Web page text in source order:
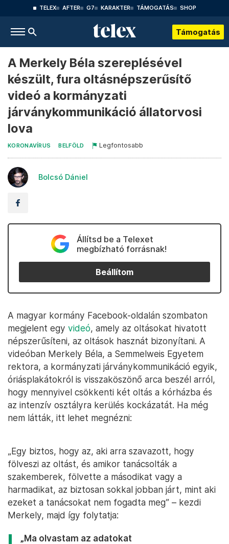
TELEX AFTER G7 KARAKTER TÁMOGATÁS SHOP
Támogatás
A Merkely Béla szereplésével
készült, fura oltásnépszerűsítő
videó a kormányzati
járványkommunikáció állatorvosi
lova
KORONAVÍRUS BELFÖLD Legfontosabb
Bolcsó Dániel
Állítsd be a Telexet
megbízható forrásnak!
Beállítom
A magyar kormány Facebook-oldalán szombaton
megjelent egy videó, amely az oltásokat hivatott
népszerűsíteni, az oltások hasznát bizonyítani. A
videóban Merkely Béla, a Semmelweis Egyetem
rektora, a kormányzati járványkommunikáció egyik,
óriásplakátokról is visszaköszönő arca beszél arról,
hogy mennyivel csökkenti két oltás a kórházba és
az intenzív osztályra kerülés kockázatát. Ha még
nem látták, itt lehet megnézni:
„Egy biztos, hogy az, aki arra szavazott, hogy
fölveszi az oltást, és amikor tanácsolták a
szakemberek, fölvette a másodikat vagy a
harmadikat, az biztosan sokkal jobban járt, mint aki
ezeket a tanácsokat nem fogadta meg” – kezdi
Merkely, majd így folytatja:
„Ma olvastam az adatokat